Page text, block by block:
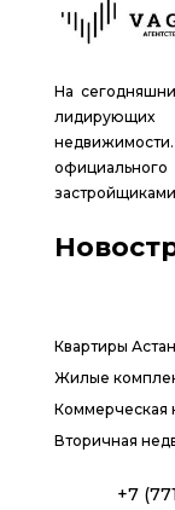
На
Квартиры
Жилые
Коммерческая
Вторичная
+7 (771)